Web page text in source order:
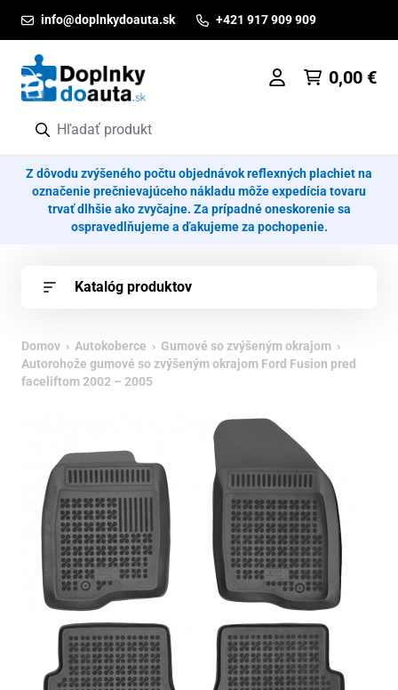
info@doplnkydoauta.sk +421 917 909 909
0,00 €
Z dôvodu zvýšeného počtu objednávok reflexných plachiet na
označenie prečnievajúceho nákladu môže expedícia tovaru
trvať dlhšie ako zvyčajne. Za prípadné oneskorenie sa
ospravedlňujeme a ďakujeme za pochopenie.
Katalóg produktov
Domov › Autokoberce › Gumové so zvýšeným okrajom ›
Autorohože gumové so zvýšeným okrajom Ford Fusion pred
faceliftom 2002 – 2005